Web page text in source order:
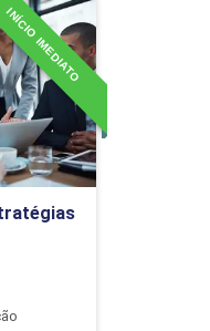
Conceito,
INÍCIO IMEDIATO
em
da
curso